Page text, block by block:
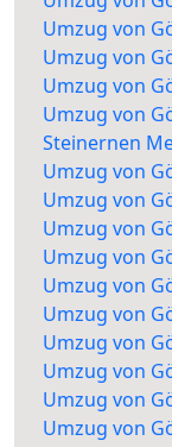
Umzug von
Umzug von
Umzug von
Umzug von
Steinernen
Umzug von
Umzug von
Umzug von
Umzug von
Umzug von
Umzug von
Umzug von
Umzug von
Umzug von
Umzug von